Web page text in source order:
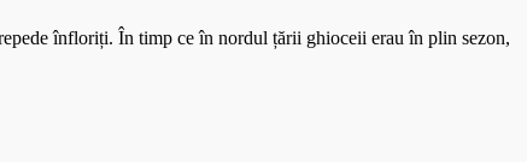
înfloriți. În timp ce în nordul țării ghioceii erau în plin sezon,